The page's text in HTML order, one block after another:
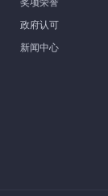
政府认可
新闻中心